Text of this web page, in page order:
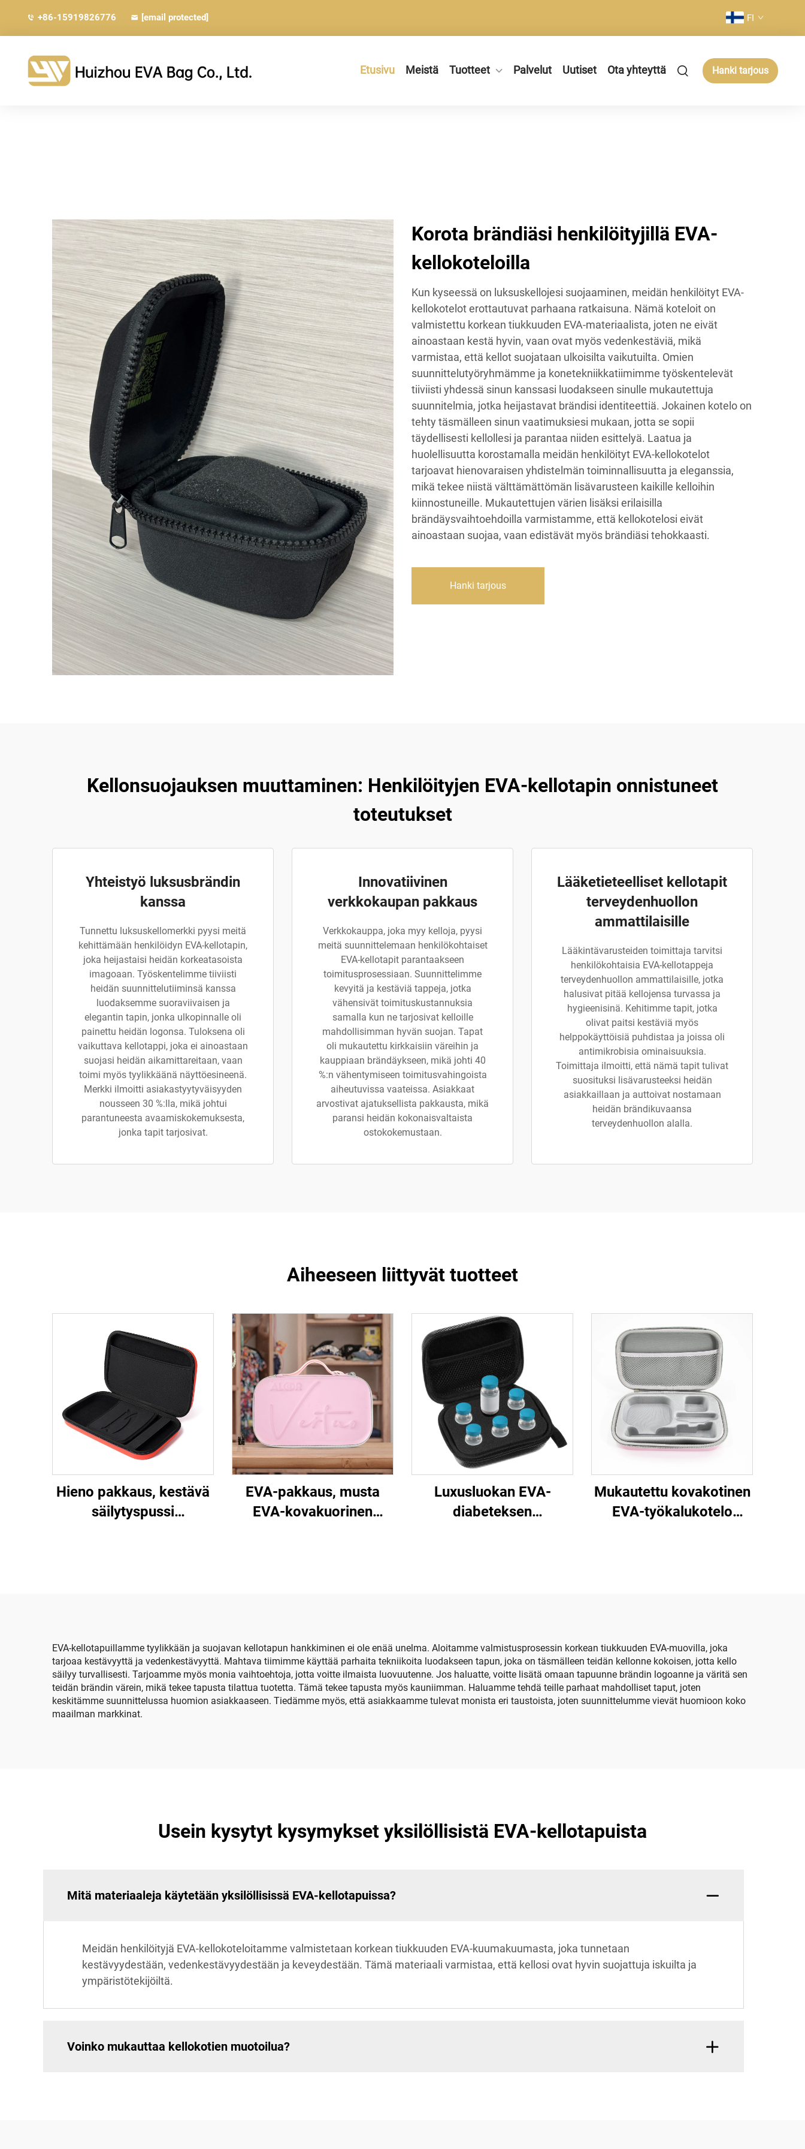
+86-15919826776 [email protected] FI
Etusivu Meistä Tuotteet Palvelut Uutiset Ota yhteyttä Hanki tarjous
Korota brändiäsi henkilöityjillä EVA-
kellokoteloilla
Kun kyseessä on luksuskellojesi suojaaminen, meidän henkilöityt EVA-
kellokotelot erottautuvat parhaana ratkaisuna. Nämä koteloit on
valmistettu korkean tiukkuuden EVA-materiaalista, joten ne eivät
ainoastaan kestä hyvin, vaan ovat myös vedenkestäviä, mikä
varmistaa, että kellot suojataan ulkoisilta vaikutuilta. Omien
suunnittelutyöryhmämme ja konetekniikkatiimimme työskentelevät
tiiviisti yhdessä sinun kanssasi luodakseen sinulle mukautettuja
suunnitelmia, jotka heijastavat brändisi identiteettiä. Jokainen kotelo on
tehty täsmälleen sinun vaatimuksiesi mukaan, jotta se sopii
täydellisesti kellollesi ja parantaa niiden esittelyä. Laatua ja
huolellisuutta korostamalla meidän henkilöityt EVA-kellokotelot
tarjoavat hienovaraisen yhdistelmän toiminnallisuutta ja eleganssia,
mikä tekee niistä välttämättömän lisävarusteen kaikille kelloihin
kiinnostuneille. Mukautettujen värien lisäksi erilaisilla
brändäysvaihtoehdoilla varmistamme, että kellokotelosi eivät
ainoastaan suojaa, vaan edistävät myös brändiäsi tehokkaasti.
Hanki tarjous
Kellonsuojauksen muuttaminen: Henkilöityjen EVA-kellotapin onnistuneet
toteutukset
Yhteistyö luksusbrändin
kanssa
Tunnettu luksuskellomerkki pyysi meitä
kehittämään henkilöidyn EVA-kellotapin,
joka heijastaisi heidän korkeatasoista
imagoaan. Työskentelimme tiiviisti
heidän suunnittelutiiminsä kanssa
luodaksemme suoraviivaisen ja
elegantin tapin, jonka ulkopinnalle oli
painettu heidän logonsa. Tuloksena oli
vaikuttava kellotappi, joka ei ainoastaan
suojasi heidän aikamittareitaan, vaan
toimi myös tyylikkäänä näyttöesineenä.
Merkki ilmoitti asiakastyytyväisyyden
nousseen 30 %:lla, mikä johtui
parantuneesta avaamiskokemuksesta,
jonka tapit tarjosivat.
Innovatiivinen
verkkokaupan pakkaus
Verkkokauppa, joka myy kelloja, pyysi
meitä suunnittelemaan henkilökohtaiset
EVA-kellotapit parantaakseen
toimitusprosessiaan. Suunnittelimme
kevyitä ja kestäviä tappeja, jotka
vähensivät toimituskustannuksia
samalla kun ne tarjosivat kelloille
mahdollisimman hyvän suojan. Tapat
oli mukautettu kirkkaisiin väreihin ja
kauppiaan brändäykseen, mikä johti 40
%:n vähentymiseen toimitusvahingoista
aiheutuvissa vaateissa. Asiakkaat
arvostivat ajatuksellista pakkausta, mikä
paransi heidän kokonaisvaltaista
ostokokemustaan.
Lääketieteelliset kellotapit
terveydenhuollon
ammattilaisille
Lääkintävarusteiden toimittaja tarvitsi
henkilökohtaisia EVA-kellotappeja
terveydenhuollon ammattilaisille, jotka
halusivat pitää kellojensa turvassa ja
hygieenisinä. Kehitimme tapit, jotka
olivat paitsi kestäviä myös
helppokäyttöisiä puhdistaa ja joissa oli
antimikrobisia ominaisuuksia.
Toimittaja ilmoitti, että nämä tapit tulivat
suosituksi lisävarusteeksi heidän
asiakkaillaan ja auttoivat nostamaan
heidän brändikuvaansa
terveydenhuollon alalla.
Aiheeseen liittyvät tuotteet
Hieno pakkaus, kestävä
säilytyspussi
EVA-pakkaus, musta
EVA-kovakuorinen
Luxusluokan EVA-
diabeteksen
Mukautettu kovakotinen
EVA-työkalukotelo
EVA-kellotapuillamme tyylikkään ja suojavan kellotapun hankkiminen ei ole enää unelma. Aloitamme valmistusprosessin korkean tiukkuuden EVA-muovilla, joka
tarjoaa kestävyyttä ja vedenkestävyyttä. Mahtava tiimimme käyttää parhaita tekniikoita luodakseen tapun, joka on täsmälleen teidän kellonne kokoisen, jotta kello
säilyy turvallisesti. Tarjoamme myös monia vaihtoehtoja, jotta voitte ilmaista luovuutenne. Jos haluatte, voitte lisätä omaan tapuunne brändin logoanne ja väritä sen
teidän brändin värein, mikä tekee tapusta tilattua tuotetta. Tämä tekee tapusta myös kauniimman. Haluamme tehdä teille parhaat mahdolliset taput, joten
keskitämme suunnittelussa huomion asiakkaaseen. Tiedämme myös, että asiakkaamme tulevat monista eri taustoista, joten suunnittelumme vievät huomioon koko
maailman markkinat.
Usein kysytyt kysymykset yksilöllisistä EVA-kellotapuista
Mitä materiaaleja käytetään yksilöllisissä EVA-kellotapuissa?
Meidän henkilöityjä EVA-kellokoteloitamme valmistetaan korkean tiukkuuden EVA-kuumakuumasta, joka tunnetaan
kestävyydestään, vedenkestävyydestään ja keveydestään. Tämä materiaali varmistaa, että kellosi ovat hyvin suojattuja iskuilta ja
ympäristötekijöiltä.
Voinko mukauttaa kellokotien muotoilua?